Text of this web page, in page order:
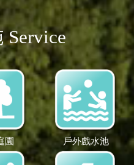
Service
園 戶外戲水池